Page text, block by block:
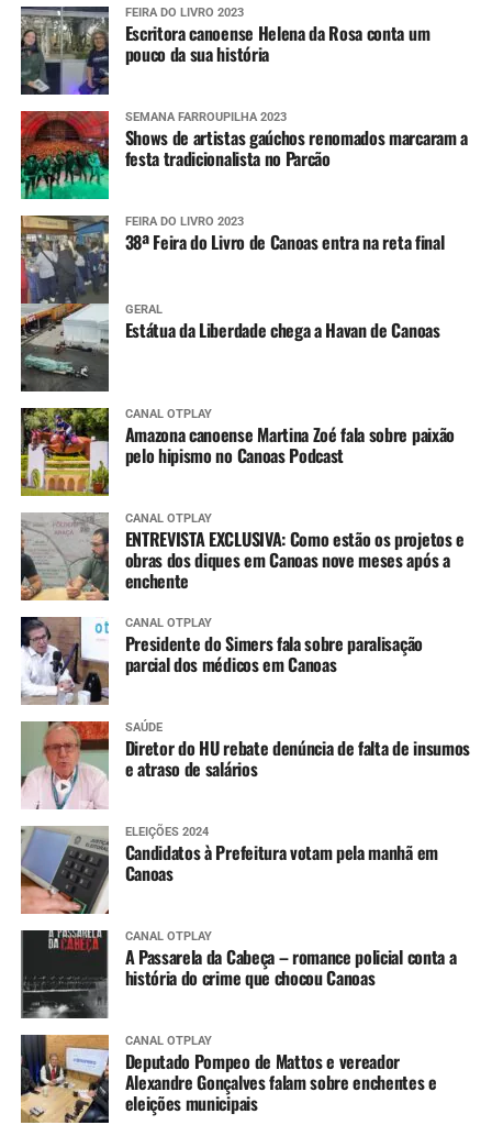
FEIRA DO LIVRO 2023
Escritora canoense Helena da Rosa conta um
pouco da sua história
SEMANA FARROUPILHA 2023
Shows de artistas gaúchos renomados marcaram a
festa tradicionalista no Parcão
FEIRA DO LIVRO 2023
38ª Feira do Livro de Canoas entra na reta final
GERAL
Estátua da Liberdade chega a Havan de Canoas
CANAL OTPLAY
Amazona canoense Martina Zoé fala sobre paixão
pelo hipismo no Canoas Podcast
CANAL OTPLAY
ENTREVISTA EXCLUSIVA: Como estão os projetos e
obras dos diques em Canoas nove meses após a
enchente
CANAL OTPLAY
Presidente do Simers fala sobre paralisação
parcial dos médicos em Canoas
SAÚDE
Diretor do HU rebate denúncia de falta de insumos
e atraso de salários
ELEIÇÕES 2024
Candidatos à Prefeitura votam pela manhã em
Canoas
CANAL OTPLAY
A Passarela da Cabeça – romance policial conta a
história do crime que chocou Canoas
CANAL OTPLAY
Deputado Pompeo de Mattos e vereador
Alexandre Gonçalves falam sobre enchentes e
eleições municipais